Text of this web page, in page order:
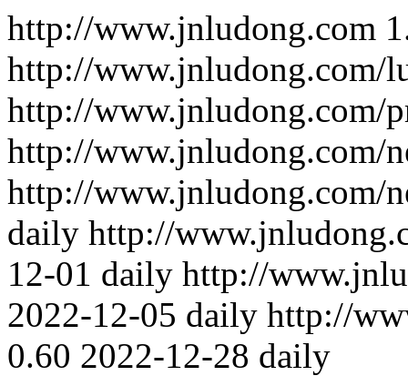
http://www.jnludong.com
http://www.jnludong.com/
http://www.jnludong.com/
http://www.jnludong.com/
http://www.jnludong.com/
daily http://
12-01 daily http://
2022-12-05 daily http://
0.60 2022-12-28 daily